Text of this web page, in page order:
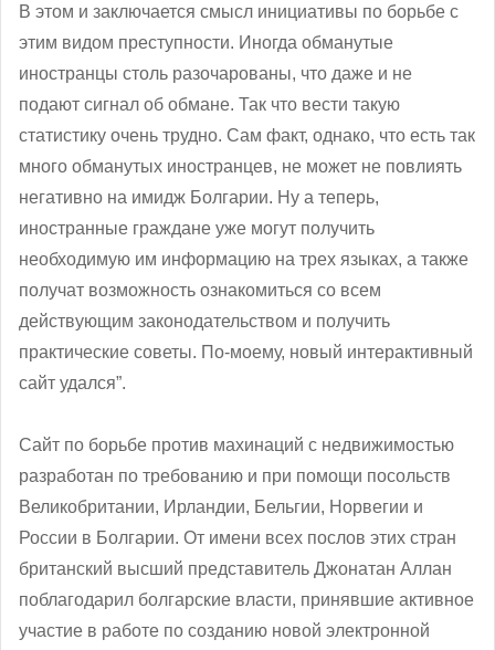
В этом и заключается смысл инициативы по борьбе с
этим видом преступности. Иногда обманутые
иностранцы столь разочарованы, что даже и не
подают сигнал об обмане. Так что вести такую
статистику очень трудно. Сам факт, однако, что есть так
много обманутых иностранцев, не может не повлиять
негативно на имидж Болгарии. Ну а теперь,
иностранные граждане уже могут получить
необходимую им информацию на трех языках, а также
получат возможность ознакомиться со всем
действующим законодательством и получить
практические советы. По-моему, новый интерактивный
сайт удался”.
Сайт по борьбе против махинаций с недвижимостью
разработан по требованию и при помощи посольств
Великобритании, Ирландии, Бельгии, Норвегии и
России в Болгарии. От имени всех послов этих стран
британский высший представитель Джонатан Аллан
поблагодарил болгарские власти, принявшие активное
участие в работе по созданию новой электронной